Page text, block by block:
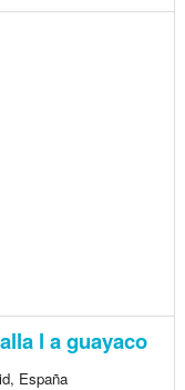
l a guayaco
España